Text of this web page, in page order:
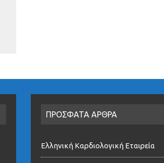
ΠΡΟΣΦΑΤΑ ΑΡΘΡΑ
Ελληνική Καρδιολογική Εταιρεία